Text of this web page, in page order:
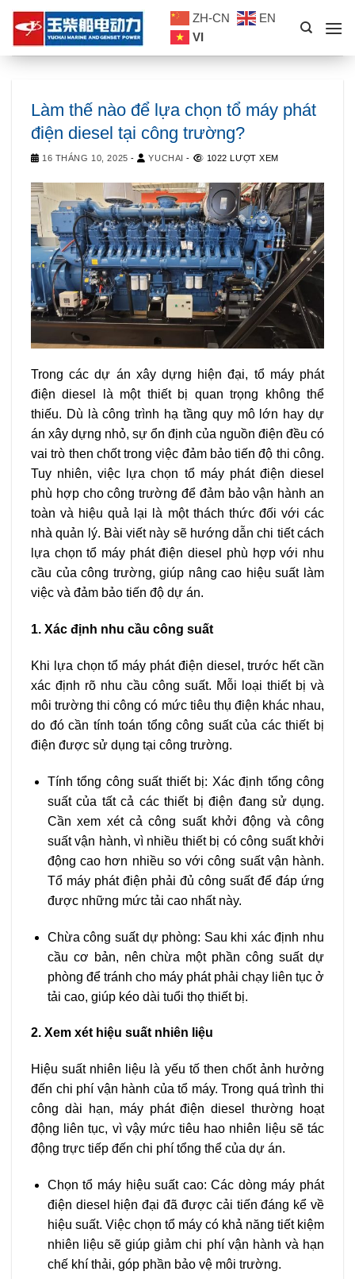
Skip
content
ZH-CN
EN
VI
Làm thế nào để lựa chọn tổ máy phát
điện diesel tại công trường?
16 THÁNG 10, 2025 - YUCHAI - 1022 LƯỢT XEM
Trong các dự án xây dựng hiện đại, tổ máy phát
điện diesel là một thiết bị quan trọng không thể
thiếu. Dù là công trình hạ tầng quy mô lớn hay dự
án xây dựng nhỏ, sự ổn định của nguồn điện đều có
vai trò then chốt trong việc đảm bảo tiến độ thi công.
Tuy nhiên, việc lựa chọn tổ máy phát điện diesel
phù hợp cho công trường để đảm bảo vận hành an
toàn và hiệu quả lại là một thách thức đối với các
nhà quản lý. Bài viết này sẽ hướng dẫn chi tiết cách
lựa chọn tổ máy phát điện diesel phù hợp với nhu
cầu của công trường, giúp nâng cao hiệu suất làm
việc và đảm bảo tiến độ dự án.
1. Xác định nhu cầu công suất
Khi lựa chọn tổ máy phát điện diesel, trước hết cần
xác định rõ nhu cầu công suất. Mỗi loại thiết bị và
môi trường thi công có mức tiêu thụ điện khác nhau,
do đó cần tính toán tổng công suất của các thiết bị
điện được sử dụng tại công trường.
Tính tổng công suất thiết bị: Xác định tổng công
suất của tất cả các thiết bị điện đang sử dụng.
Cần xem xét cả công suất khởi động và công
suất vận hành, vì nhiều thiết bị có công suất khởi
động cao hơn nhiều so với công suất vận hành.
Tổ máy phát điện phải đủ công suất để đáp ứng
được những mức tải cao nhất này.
Chừa công suất dự phòng: Sau khi xác định nhu
cầu cơ bản, nên chừa một phần công suất dự
phòng để tránh cho máy phát phải chạy liên tục ở
tải cao, giúp kéo dài tuổi thọ thiết bị.
2. Xem xét hiệu suất nhiên liệu
Hiệu suất nhiên liệu là yếu tố then chốt ảnh hưởng
đến chi phí vận hành của tổ máy. Trong quá trình thi
công dài hạn, máy phát điện diesel thường hoạt
động liên tục, vì vậy mức tiêu hao nhiên liệu sẽ tác
động trực tiếp đến chi phí tổng thể của dự án.
Chọn tổ máy hiệu suất cao: Các dòng máy phát
điện diesel hiện đại đã được cải tiến đáng kể về
hiệu suất. Việc chọn tổ máy có khả năng tiết kiệm
nhiên liệu sẽ giúp giảm chi phí vận hành và hạn
chế khí thải, góp phần bảo vệ môi trường.